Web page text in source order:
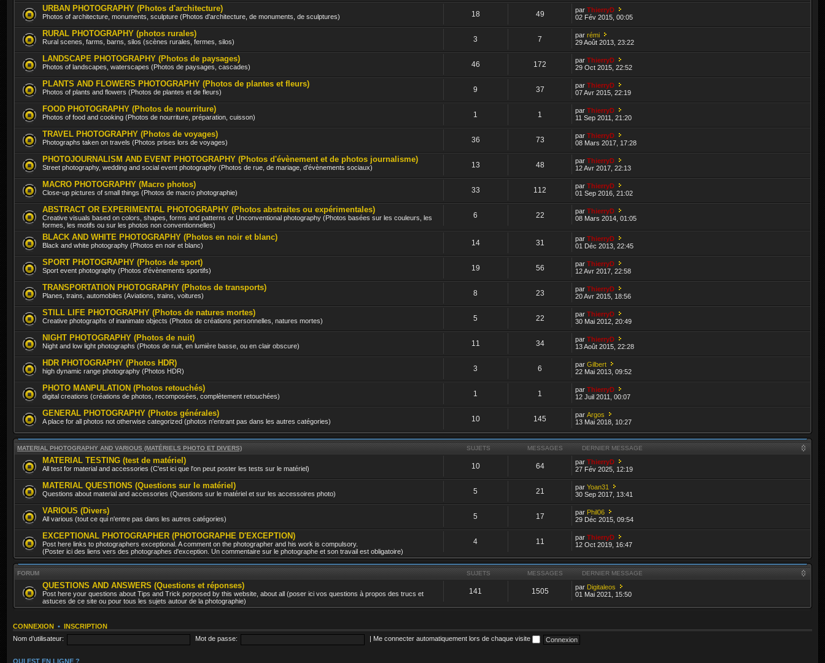
URBAN PHOTOGRAPHY (Photos d'architecture)
Photos of architecture, monuments, sculpture (Photos d'architecture, de monuments, de sculptures) 18 49 parThierryD
02 Fév 2015, 00:05
RURAL PHOTOGRAPHY (photos rurales)
Rural scenes, farms, barns, silos (scènes rurales, fermes, silos) 3 7 parrémi
29 Août 2013, 23:22
LANDSCAPE PHOTOGRAPHY (Photos de paysages)
Photos of landscapes, waterscapes (Photos de paysages, cascades) 46 172 parThierryD
29 Oct 2015, 22:52
PLANTS AND FLOWERS PHOTOGRAPHY (Photos de plantes et fleurs)
Photos of plants and flowers (Photos de plantes et de fleurs) 9 37 parThierryD
07 Avr 2015, 22:19
FOOD PHOTOGRAPHY (Photos de nourriture)
Photos of food and cooking (Photos de nourriture, préparation, cuisson) 1 1 parThierryD
11 Sep 2011, 21:20
TRAVEL PHOTOGRAPHY (Photos de voyages)
Photographs taken on travels (Photos prises lors de voyages) 36 73 parThierryD
08 Mars 2017, 17:28
PHOTOJOURNALISM AND EVENT PHOTOGRAPHY (Photos d'évènement et de photos journalisme)
Street photography, wedding and social event photography (Photos de rue, de mariage, d'évènements sociaux) 13 48 parThierryD
12 Avr 2017, 22:13
MACRO PHOTOGRAPHY (Macro photos)
Close-up pictures of small things (Photos de macro photographie) 33 112 parThierryD
01 Sep 2016, 21:02
ABSTRACT OR EXPERIMENTAL PHOTOGRAPHY (Photos abstraites ou expérimentales)
Creative visuals based on colors, shapes, forms and patterns or Unconventional photography (Photos basées sur les couleurs, les
formes, les motifs ou sur les photos non conventionnelles)
6 22 parThierryD
08 Mars 2014, 01:05
BLACK AND WHITE PHOTOGRAPHY (Photos en noir et blanc)
Black and white photography (Photos en noir et blanc) 14 31 parThierryD
01 Déc 2013, 22:45
SPORT PHOTOGRAPHY (Photos de sport)
Sport event photography (Photos d'évènements sportifs) 19 56 parThierryD
12 Avr 2017, 22:58
TRANSPORTATION PHOTOGRAPHY (Photos de transports)
Planes, trains, automobiles (Aviations, trains, voitures) 8 23 parThierryD
20 Avr 2015, 18:56
STILL LIFE PHOTOGRAPHY (Photos de natures mortes)
Creative photographs of inanimate objects (Photos de créations personnelles, natures mortes) 5 22 parThierryD
30 Mai 2012, 20:49
NIGHT PHOTOGRAPHY (Photos de nuit)
Night and low light photographs (Photos de nuit, en lumière basse, ou en clair obscure) 11 34 parThierryD
13 Août 2015, 22:28
HDR PHOTOGRAPHY (Photos HDR)
high dynamic range photography (Photos HDR) 3 6 parGilbert
22 Mai 2013, 09:52
PHOTO MANPULATION (Photos retouchés)
digital creations (créations de photos, recomposées, complètement retouchées) 1 1 parThierryD
12 Juil 2011, 00:07
GENERAL PHOTOGRAPHY (Photos générales)
A place for all photos not otherwise categorized (photos n'entrant pas dans les autres catégories) 10 145 parArgos
13 Mai 2018, 10:27
MATERIAL PHOTOGRAPHY AND VARIOUS (MATÉRIELS PHOTO ET DIVERS) SUJETS MESSAGES DERNIER MESSAGE
MATERIAL TESTING (test de matériel)
All test for material and accessories (C'est ici que l'on peut poster les tests sur le matériel) 10 64 parThierryD
27 Fév 2025, 12:19
MATERIAL QUESTIONS (Questions sur le matériel)
Questions about material and accessories (Questions sur le matériel et sur les accessoires photo) 5 21 parYoan31
30 Sep 2017, 13:41
VARIOUS (Divers)
All various (tout ce qui n'entre pas dans les autres catégories) 5 17 par Phil06
29 Déc 2015, 09:54
EXCEPTIONAL PHOTOGRAPHER (PHOTOGRAPHE D'EXCEPTION)
Post here links to photographers exceptional. A comment on the photographer and his work is compulsory.
(Poster ici des liens vers des photographes d'exception. Un commentaire sur le photographe et son travail est obligatoire)
4 11 parThierryD
12 Oct 2019, 16:47
FORUM SUJETS MESSAGES DERNIER MESSAGE
QUESTIONS AND ANSWERS (Questions et réponses)
Post here your questions about Tips and Trick porposed by this website, about all (poser ici vos questions à propos des trucs et
astuces de ce site ou pour tous les sujets autour de la photographie)
141 1505 par Digitaleos
01 Mai 2021, 15:50
CONNEXION • INSCRIPTION
Nom d’utilisateur:
Mot de passe: Me connecter automatiquement lors de chaque visite
QUI EST EN LIGNE ?